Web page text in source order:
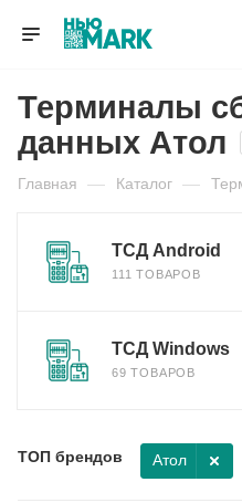
Терминалы
данных Атол
Главная — Каталог —
ТСД Android
111 ТОВАРОВ
ТСД Windows
69 ТОВАРОВ
ТОП брендов Атол